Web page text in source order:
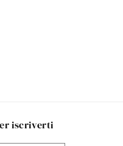
iscriverti